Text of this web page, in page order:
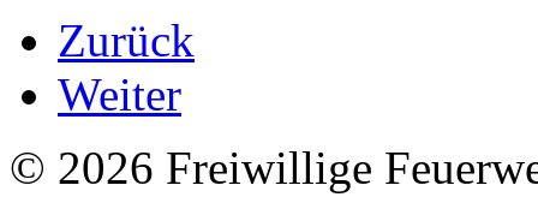
Zurück
Weiter
© 2026 Freiwillige